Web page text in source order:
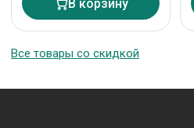
В корзину
Все товары со скидкой